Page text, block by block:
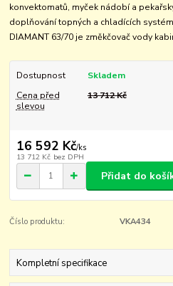
konvektomatů, myček nádobí a
doplňování topných a chladících
DIAMANT 63/70 je změkčovač vody
Dostupnost
Skladem
Cena před
slevou
13 712 Kč
16 592 Kč/ks
13 712 Kč bez DPH
Přidat do
Číslo produktu: VKA434
Kompletní specifikace